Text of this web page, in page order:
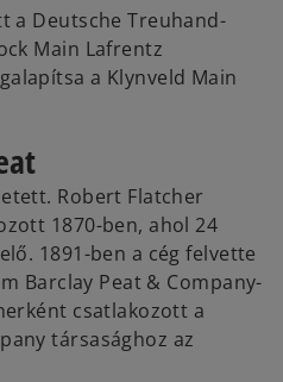
a Deutsche Treuhand-
Main Lafrentz
a Klynveld Main
Robert Flatcher
1870-ben, ahol 24
1891-ben a cég felvette
Barclay Peat & Company-
csatlakozott a
társasághoz az